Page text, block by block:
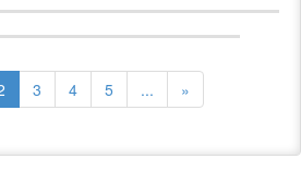
3 4 5 ... »